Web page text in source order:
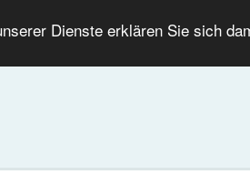
Dienste erklären Sie sich